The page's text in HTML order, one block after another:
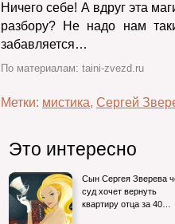
Ничего себе! А вдруг эта
разбору? Не надо нам
забавляется…
По материалам: taini-zvezd.ru
Метки: мистика, Сергей
Это интересно
Сын Сергея Зверева
суд хочет вернуть
квартиру отца за 40…